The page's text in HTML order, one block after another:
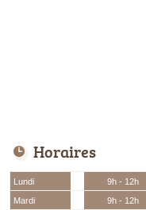
Horaires
Lundi 9h - 12h
Mardi
9h - 12h